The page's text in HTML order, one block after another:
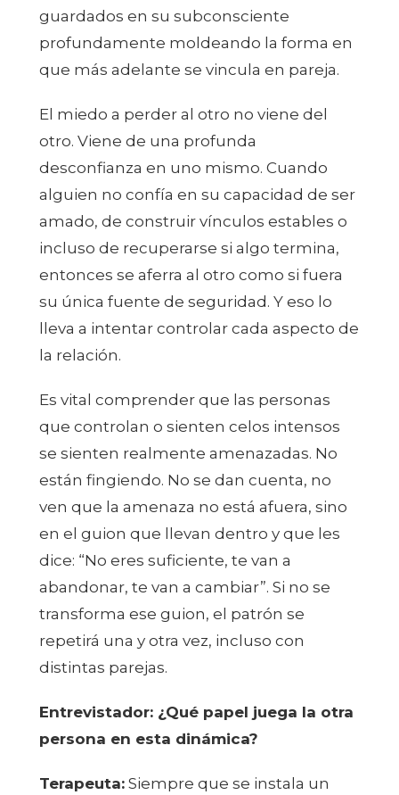
guardados en su subconsciente
profundamente moldeando la forma en
que más adelante se vincula en pareja.
El miedo a perder al otro no viene del
otro. Viene de una profunda
desconfianza en uno mismo. Cuando
alguien no confía en su capacidad de ser
amado, de construir vínculos estables o
incluso de recuperarse si algo termina,
entonces se aferra al otro como si fuera
su única fuente de seguridad. Y eso lo
lleva a intentar controlar cada aspecto de
la relación.
Es vital comprender que las personas
que controlan o sienten celos intensos
se sienten realmente amenazadas. No
están fingiendo. No se dan cuenta, no
ven que la amenaza no está afuera, sino
en el guion que llevan dentro y que les
dice: “No eres suficiente, te van a
abandonar, te van a cambiar”. Si no se
transforma ese guion, el patrón se
repetirá una y otra vez, incluso con
distintas parejas.
Entrevistador: ¿Qué papel juega la otra
persona en esta dinámica?
Terapeuta: Siempre que se instala un